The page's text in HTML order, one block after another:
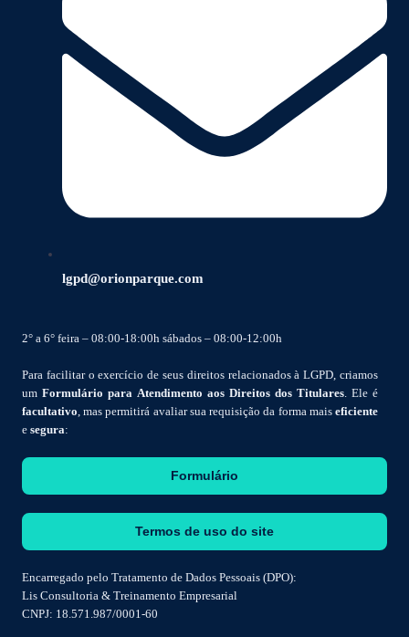
lgpd@orionparque.com
2° a 6° feira – 08:00-18:00h sábados – 08:00-12:00h
Para facilitar o exercício de seus direitos relacionados à LGPD, criamos
um Formulário para Atendimento aos Direitos dos Titulares. Ele é
facultativo, mas permitirá avaliar sua requisição da forma mais eficiente
e segura:
Formulário
Termos de uso do site
Encarregado pelo Tratamento de Dados Pessoais (DPO):
Lis Consultoria & Treinamento Empresarial
CNPJ: 18.571.987/0001-60